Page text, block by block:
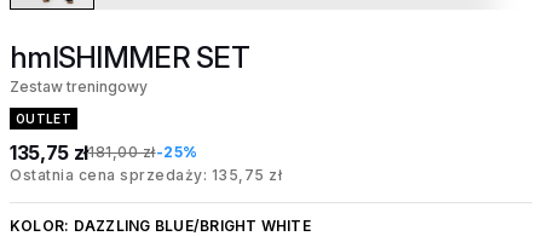
hmlSHIMMER SET
Zestaw treningowy
OUTLET
135,75 zł181,00 zł-25%
Ostatnia cena sprzedaży: 135,75 zł
KOLOR: DAZZLING BLUE/BRIGHT WHITE